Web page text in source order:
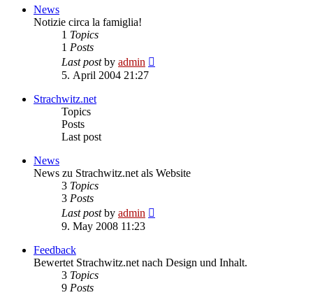
News
Notizie circa la famiglia!
1 Topics
1 Posts
Last postby admin
5. April 2004 21:27
Strachwitz.net
Topics
Posts
Last post
News
News zu Strachwitz.net als Website
3 Topics
3 Posts
Last postby admin
9. May 2008 11:23
Feedback
Bewertet Strachwitz.net nach Design und Inhalt.
3 Topics
9 Posts